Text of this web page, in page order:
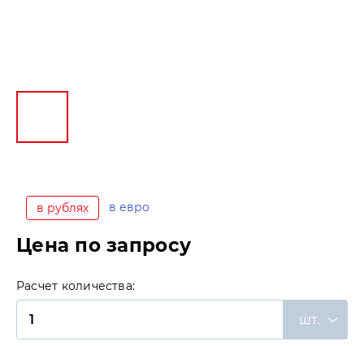
в рублях в евро
Цена по запросу
Расчет количества:
шт.